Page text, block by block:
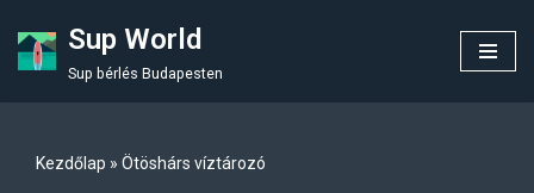
Skip
Sup World
Sup bérlés Budapesten
Kezdőlap » Ötöshárs víztározó